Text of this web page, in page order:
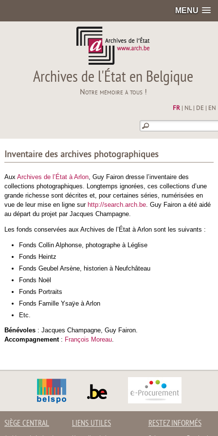
MENU
Archives de l'État en Belgique
Notre mémoire à tous !
FR| NL| DE EN
Inventaire des archives photographiques
Aux Archives de l’État à Arlon, Guy Fairon dresse l’inventaire des
collections photographiques. Longtemps ignorées, ces collections d’une
grande richesse sont décrites et, pour certaines séries, numérisées en
vue de leur mise en ligne sur http://search.arch.be. Guy Fairon a été aidé
au départ du projet par Jacques Champagne.
Les fonds conservées aux Archives de l’État à Arlon sont les suivants :
Fonds Collin Alphonse, photographe à Léglise
Fonds Heintz
Fonds Geubel Arsène, historien à Neufchâteau
Fonds Noël
Fonds Portraits
Fonds Famille Ysaÿe à Arlon
Etc.
Bénévoles : Jacques Champagne, Guy Fairon.
Accompagnement: François Moreau.
SIÈGE CENTRAL LIENS UTILES RESTEZ INFORMÉS